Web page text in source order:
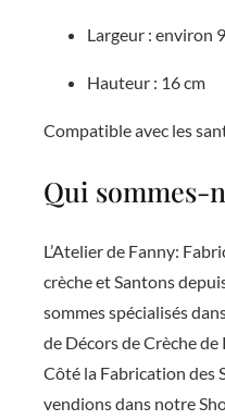
Largeur : environ
Hauteur : 16 cm
Compatible avec les
Qui sommes-
L’Atelier de Fanny:
crèche et Santons
sommes spécialisés
de Décors de Crèche
Côté la Fabrication des
vendions dans notre